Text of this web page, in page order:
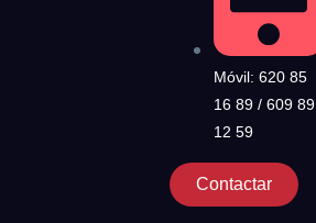
Móvil: 620 85
16 89 / 609 89
12 59
Contactar